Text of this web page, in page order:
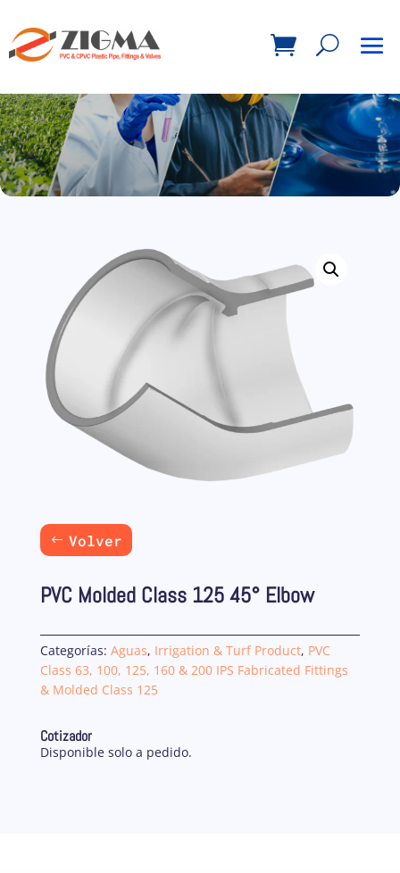
Volver
PVC Molded Class 125 45° Elbow
Categorías: Aguas, Irrigation & Turf Product, PVC
Class 63, 100, 125, 160 & 200 IPS Fabricated Fittings
& Molded Class 125
Cotizador
Disponible solo a pedido.